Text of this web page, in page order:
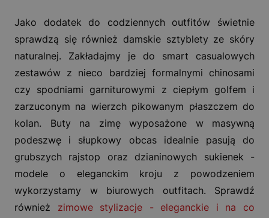
Jako dodatek do codziennych outfitów świetnie
sprawdzą się również damskie sztyblety ze skóry
naturalnej. Zakładajmy je do smart casualowych
zestawów z nieco bardziej formalnymi chinosami
czy spodniami garniturowymi z ciepłym golfem i
zarzuconym na wierzch pikowanym płaszczem do
kolan. Buty na zimę wyposażone w masywną
podeszwę i słupkowy obcas idealnie pasują do
grubszych rajstop oraz dzianinowych sukienek -
modele o eleganckim kroju z powodzeniem
wykorzystamy w biurowych outfitach. Sprawdź
również zimowe stylizacje - eleganckie i na co